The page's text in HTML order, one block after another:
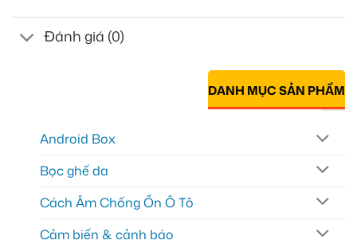
Đánh giá (0)
DANH MỤC SẢN PHẨM
Android Box
Bọc ghế da
Cách Âm Chống Ồn Ô Tô
Cảm biến & cảnh báo